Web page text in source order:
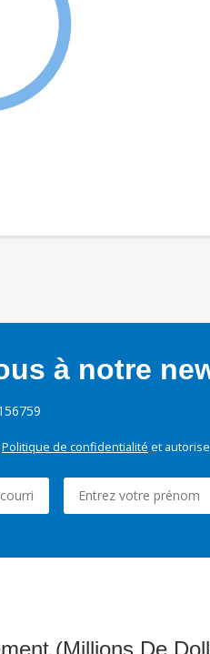
à notre
Politique de confidentialité et
(Millions De